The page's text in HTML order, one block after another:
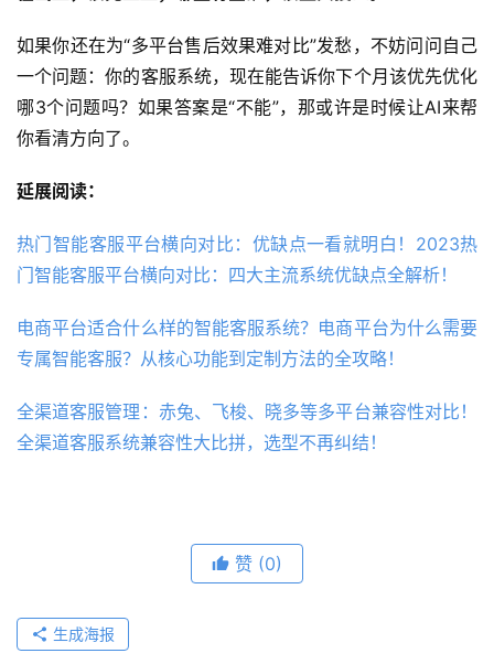
如果你还在为“多平台售后效果难对比”发愁，不妨问问自己
一个问题：你的客服系统，现在能告诉你下个月该优先优化
哪3个问题吗？如果答案是“不能”，那或许是时候让AI来帮
你看清方向了。
延展阅读：
热门智能客服平台横向对比：优缺点一看就明白！2023热
门智能客服平台横向对比：四大主流系统优缺点全解析！
电商平台适合什么样的智能客服系统？电商平台为什么需要
专属智能客服？从核心功能到定制方法的全攻略！
全渠道客服管理：赤兔、飞梭、晓多等多平台兼容性对比！
全渠道客服系统兼容性大比拼，选型不再纠结！
赞 (0)
生成海报